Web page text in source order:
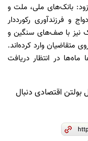
بانک‌های ملی، ملت و
و فرزندآوری رکورددار
نیز با صف‌های سنگین و
متقاضیان وارد کرده‌اند.
در انتظار دریافت
بولتن اقتصادی دنبال